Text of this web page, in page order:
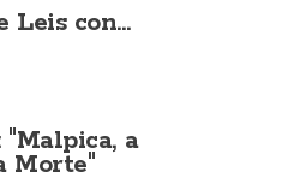
con...
a
Morte"